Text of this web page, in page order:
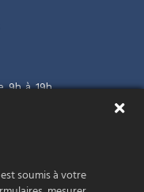
9h à 19h
soumis à votre